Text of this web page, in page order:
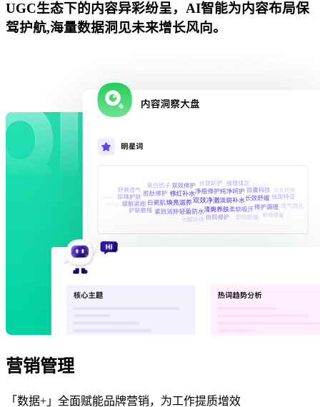
UGC生态下的内容异彩纷呈，AI智能为内容布局保
驾护航,海量数据洞见未来增长风向。
营销管理
「数据+」全面赋能品牌营销，为工作提质增效